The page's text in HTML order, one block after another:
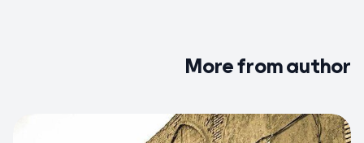
More from author
0